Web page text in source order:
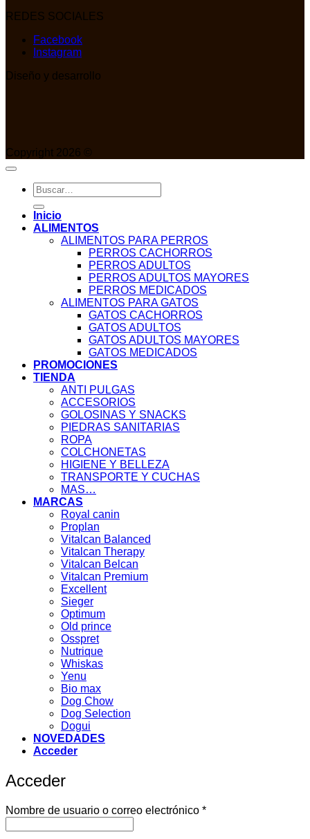
REDES SOCIALES
Facebook
Instagram
Diseño y desarrollo
Copyright 2026 ©
Buscar
por:
Inicio
ALIMENTOS
ALIMENTOS PARA PERROS
PERROS CACHORROS
PERROS ADULTOS
PERROS ADULTOS MAYORES
PERROS MEDICADOS
ALIMENTOS PARA GATOS
GATOS CACHORROS
GATOS ADULTOS
GATOS ADULTOS MAYORES
GATOS MEDICADOS
PROMOCIONES
TIENDA
ANTI PULGAS
ACCESORIOS
GOLOSINAS Y SNACKS
PIEDRAS SANITARIAS
ROPA
COLCHONETAS
HIGIENE Y BELLEZA
TRANSPORTE Y CUCHAS
MAS…
MARCAS
Royal canin
Proplan
Vitalcan Balanced
Vitalcan Therapy
Vitalcan Belcan
Vitalcan Premium
Excellent
Sieger
Optimum
Old prince
Osspret
Nutrique
Whiskas
Yenu
Bio max
Dog Chow
Dog Selection
Dogui
NOVEDADES
Acceder
Acceder
Nombre de usuario o correo electrónico *Obligatorio